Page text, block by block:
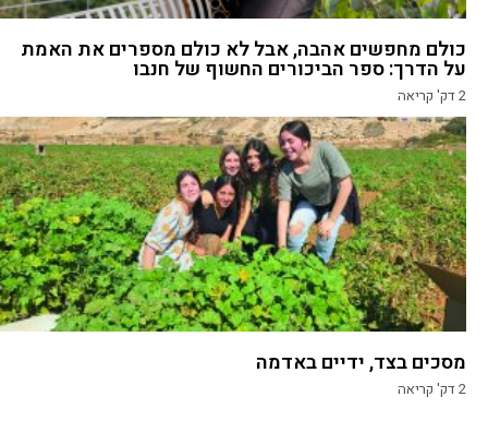
כולם מחפשים אהבה, אבל לא כולם מספרים את האמת
על הדרך: ספר הביכורים החשוף של חנבו
2דק' קריאה
מסכים בצד, ידיים באדמה
2דק' קריאה